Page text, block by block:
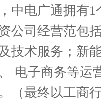
中电广通拥有1
公司经营范包
技术服务；新
电子商务等运
（最终以工商